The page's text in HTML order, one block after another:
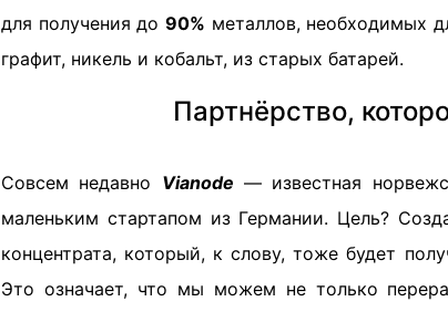
для получения до 90% металлов, необходимых
графит, никель и кобальт, из старых батарей.
Партнёрство,
Совсем недавно Vianode — известная
маленьким стартапом из Германии. Цель?
концентрата, который, к слову, тоже будет
Это означает, что мы можем не только